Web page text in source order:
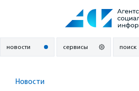
новости сервисы поиск
Новости